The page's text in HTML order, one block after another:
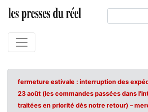
fermeture estivale : interruption des
23 août (les commandes passées dans
traitées en priorité dès notre retour) –